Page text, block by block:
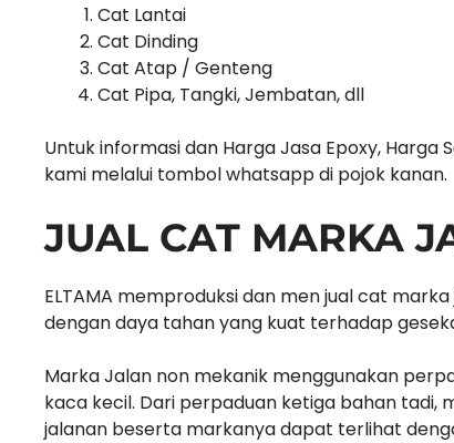
Cat Lantai
Cat Dinding
Cat Atap / Genteng
Cat Pipa, Tangki, Jembatan, dll
Untuk informasi dan Harga Jasa Epoxy, Harga
kami melalui tombol whatsapp di pojok kanan.
JUAL CAT MARKA
ELTAMA memproduksi dan men jual cat
dengan daya tahan yang kuat terhadap
Marka Jalan non mekanik menggunakan
kaca kecil. Dari perpaduan ketiga bahan tadi,
jalanan beserta markanya dapat terlihat